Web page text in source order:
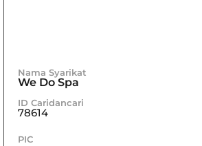
Nama Syarikat
We Do Spa
ID Caridancari
78614
PIC